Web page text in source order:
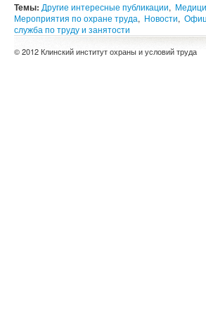
Темы: Другие интересные публикации,
Мероприятия по охране труда, Новости,
служба по труду и занятости
© 2012 Клинский институт охраны и условий труда